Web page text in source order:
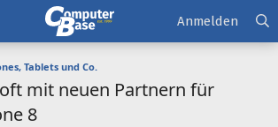
Anmelden
Tablets und Co.
mit neuen Partnern für
8